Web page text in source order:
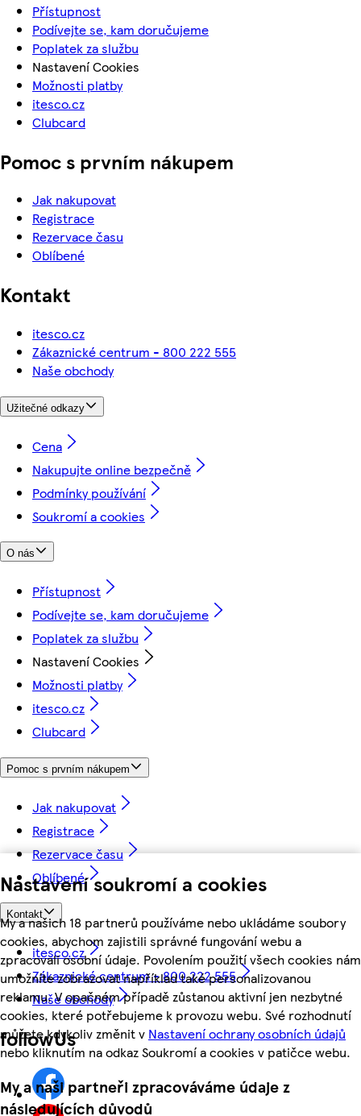
Nastavení soukromí a cookies
My a našich 18 partnerů používáme nebo ukládáme soubory
cookies, abychom zajistili správné fungování webu a
zpracovali osobní údaje. Povolením použití všech cookies nám
umožníte zobrazovat například také personalizovanou
reklamu. V opačném případě zůstanou aktivní jen nezbytné
cookies, které potřebujeme k provozu webu. Své rozhodnutí
můžete kdykoliv změnit v Nastavení ochrany osobních údajů
nebo kliknutím na odkaz Soukromí a cookies v patičce webu.
My a naši partneři zpracováváme údaje z
následujících důvodů
Přístupnost
Podívejte se, kam doručujeme
Poplatek za službu
Nastavení Cookies
Možnosti platby
itesco.cz
Clubcard
Pomoc s prvním nákupem
Jak nakupovat
Registrace
Rezervace času
Oblíbené
Kontakt
itesco.cz
Zákaznické centrum - 800 222 555
Naše obchody
Užitečné odkazy
Cena
Nakupujte online bezpečně
Podmínky používání
Soukromí a cookies
O nás
Přístupnost
Podívejte se, kam doručujeme
Poplatek za službu
Nastavení Cookies
Možnosti platby
itesco.cz
Clubcard
Pomoc s prvním nákupem
Jak nakupovat
Registrace
Rezervace času
Oblíbené
Kontakt
itesco.cz
Zákaznické centrum - 800 222 555
Naše obchody
followUs